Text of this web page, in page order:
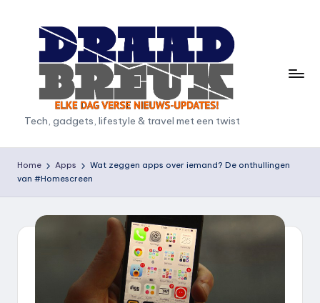
D
r
a
a
Tech, gadgets, lifestyle & travel met een twist
Home Apps
Wat zeggen apps over iemand? De onthullingen
van #Homescreen